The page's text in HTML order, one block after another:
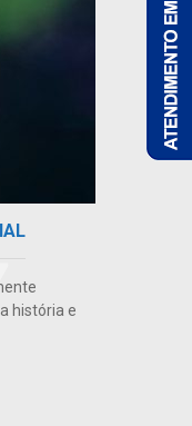
história e